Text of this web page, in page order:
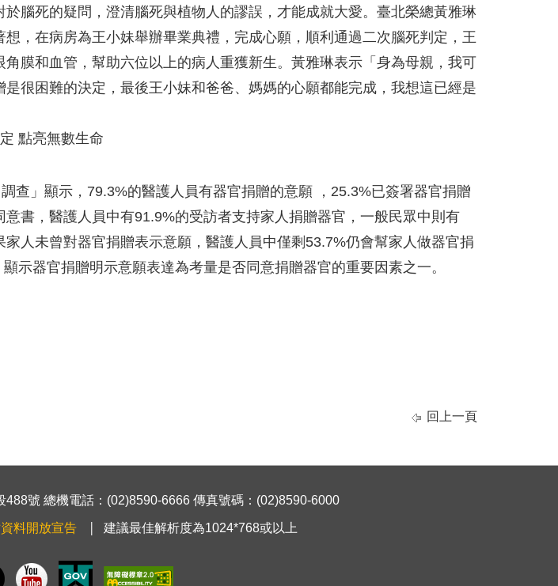
於腦死的疑問，澄清腦死與植物人的謬誤，才能成就大愛。臺北榮總黃雅琳
，在病房為王小妹舉辦畢業典禮，完成心願，順利通過二次腦死判定，王
膜和血管，幫助六位以上的病人重獲新生。黃雅琳表示「身為母親，我可
是很困難的決定，最後王小妹和爸爸、媽媽的心願都能完成，我想這已經是
點亮無數生命
查」顯示，79.3%的醫護人員有器官捐贈的意願 ，25.3%已簽署器官捐贈
意書，醫護人員中有91.9%的受訪者支持家人捐贈器官，一般民眾中則有
人未曾對器官捐贈表示意願，醫護人員中僅剩53.7%仍會幫家人做器官捐
示器官捐贈明示意願表達為考量是否同意捐贈器官的重要因素之一。
回上一頁
號 總機電話：(02)8590-6666 傳真號碼：(02)8590-6000
料開放宣告 建議最佳解析度為1024*768或以上